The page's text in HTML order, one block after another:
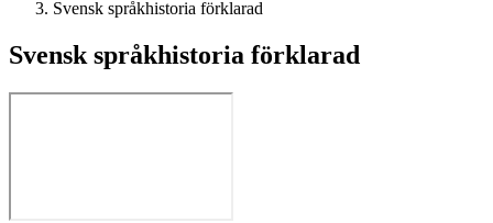
Svensk språkhistoria förklarad
Svensk språkhistoria förklarad